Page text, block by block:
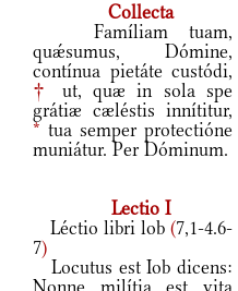
Collecta
Famíliam tuam,
quǽsumus, Dómine,
contínua pietáte custódi,
†
ut, quæ in sola spe
grátiæ cæléstis innítitur,
* tua semper protectióne
muniátur. Per Dóminum.
Lectio I
Léctio libri lob (7,1-4.6-
7)
Locutus est Iob dicens: